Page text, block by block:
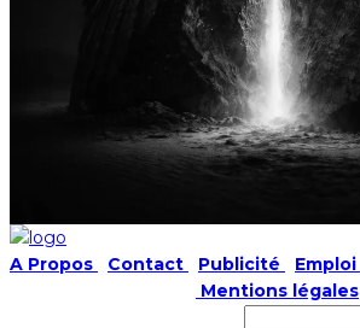
A Propos Contact Publicité Emploi
Mentions légales